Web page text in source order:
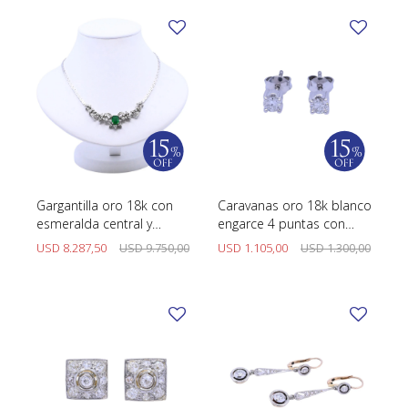
Gargantilla oro 18k con
esmeralda central y
brillantes.
USD 8.287,50 USD9.750,00
Caravanas oro 18k blanco
engarce 4 puntas con
brillantes.
USD 1.105,00 USD1.300,00